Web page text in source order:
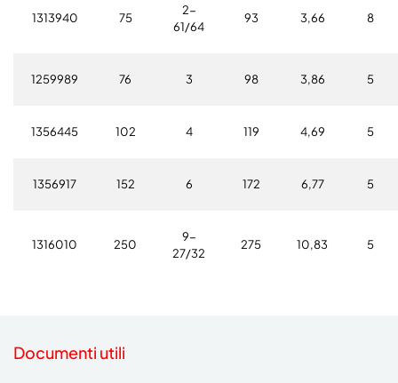
1313940 75
2-
61/64
93 3,66 8
1259989 76 3 98 3,86 5
1356445 102 4 119 4,69 5
1356917 152 6 172 6,77 5
1316010 250
9-
27/32
275 10,83 5
Documenti utili